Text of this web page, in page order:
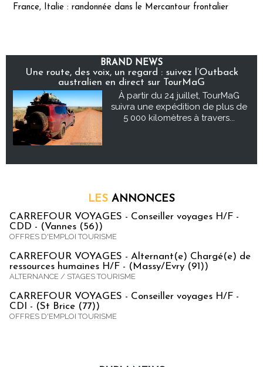
France, Italie : randonnée dans le Mercantour frontalier
BRAND NEWS
Une route, des voix, un regard : suivez l’Outback
australien en direct sur TourMaG
À partir du 24 juillet, TourMaG
suivra une expédition de plus de
5 000 kilomètres à travers...
LES ANNONCES
CARREFOUR VOYAGES - Conseiller voyages H/F -
CDD - (Vannes (56))
OFFRES D'EMPLOI TOURISME
CARREFOUR VOYAGES - Alternant(e) Chargé(e) de
ressources humaines H/F - (Massy/Evry (91))
ALTERNANCE / STAGES TOURISME
CARREFOUR VOYAGES - Conseiller voyages H/F -
CDI - (St Brice (77))
OFFRES D'EMPLOI TOURISME